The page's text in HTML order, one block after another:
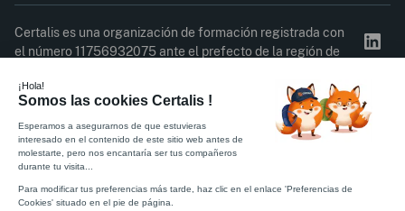
Certalis es una organización de formación registrada con
el número 11756932075 ante el prefecto de la región de
del Estado.
Acta de asistenciaCuestionario de satisfacción
Política de PrivacidadReglamento interno
Información legal
Certificado ISO 27001Certificado Qualiopi